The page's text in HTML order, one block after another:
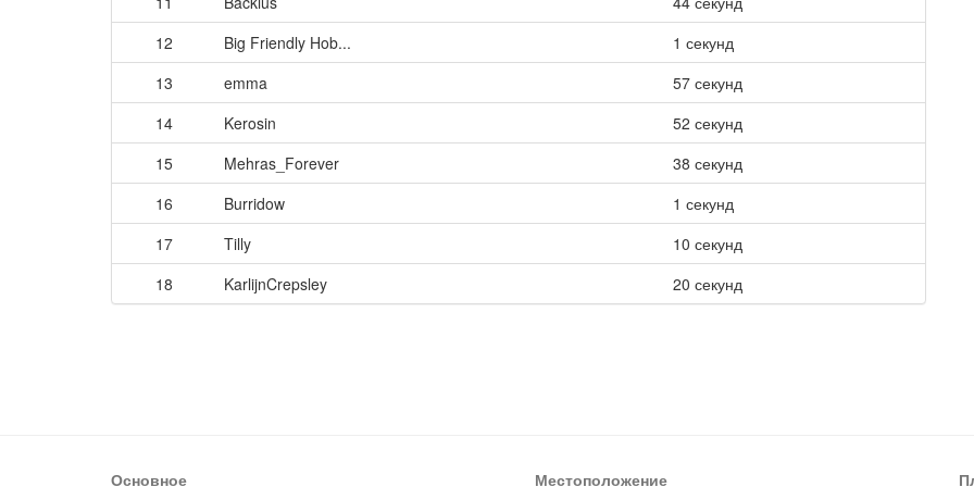
12
Big Friendly Hob...
1 секунд
13
emma
57 секунд
14
Kerosin
52 секунд
15
Mehras_Forever
38 секунд
16
Burridow
1 секунд
17
Tilly
10 секунд
18
KarlijnCrepsley 20 секунд
Основное Местоположение